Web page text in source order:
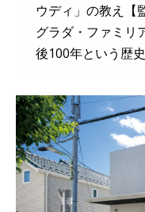
ウディ」の教え【
グラダ・ファミリ
後100年という歴